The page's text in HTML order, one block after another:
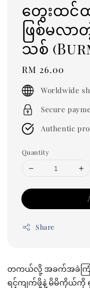
တွေးထင်
ဖြစ်မလ
သစ်
Regular
price
RM 26.00
Worldwide
Secure
Authentic
Quantity
Share
တကယ်လို့ အခက်အခဲကြုံ
ရင့်ကျက်ဖို့နဲ့ မိမိကိုယ်ကို